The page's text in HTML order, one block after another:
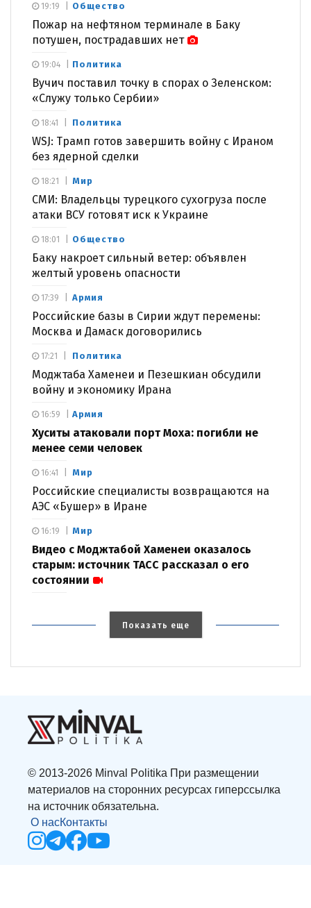
Общество
Пожар на нефтяном терминале в Баку
потушен, пострадавших нет
19:19
Политика
Вучич поставил точку в спорах о Зеленском:
«Служу только Сербии»
19:04
Политика
WSJ: Трамп готов завершить войну с Ираном
без ядерной сделки
18:41
Мир
СМИ: Владельцы турецкого сухогруза после
атаки ВСУ готовят иск к Украине
18:21
Общество
Баку накроет сильный ветер: объявлен
желтый уровень опасности
18:01
Армия
Российские базы в Сирии ждут перемены:
Москва и Дамаск договорились
17:39
Политика
Моджтаба Хаменеи и Пезешкиан обсудили
войну и экономику Ирана
17:21
Армия
Хуситы атаковали порт Моха: погибли не
менее семи человек
16:59
Мир
Российские специалисты возвращаются на
АЭС «Бушер» в Иране
16:41
Мир
Видео с Моджтабой Хаменеи оказалось
старым: источник ТАСС рассказал о его
состоянии
16:19
Показать еще
© 2013-2026 Minval Politika При размещении
материалов на сторонних ресурсах гиперссылка
на источник обязательна.
О насКонтакты